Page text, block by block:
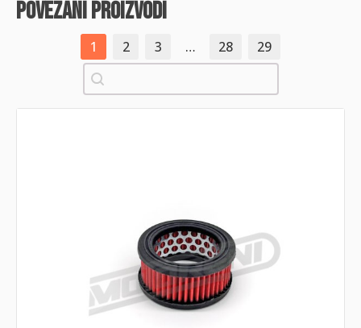
povezani proizvodi
1 2 3 … 28
29
Pretraži